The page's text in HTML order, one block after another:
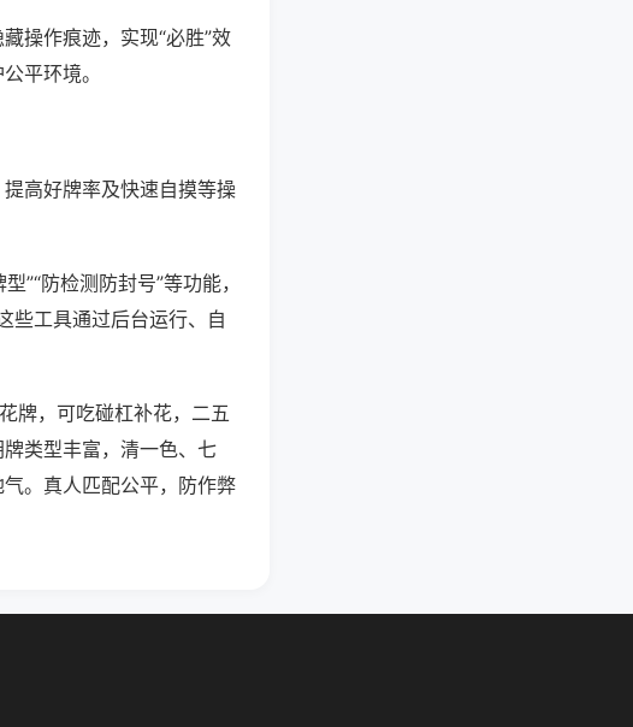
操作痕迹，实现“必胜”效
平环境。
高好牌率及快速自摸等操
”“防检测防封号”等功能，
些工具通过后台运行、自
牌，可吃碰杠补花，二五
类型丰富，清一色、七
。真人匹配公平，防作弊